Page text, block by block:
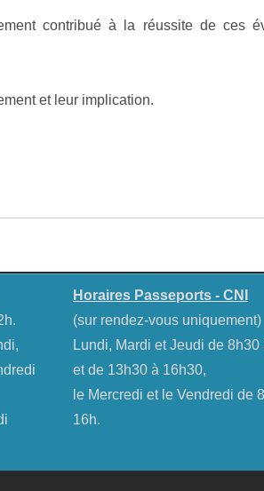
contribué à la réussite de ces
et leur implication.
Horaires Passeports - CNI
(sur rendez-vous uniquement)
Lundi, Mardi et Jeudi de 8h30
et de 13h30 à 16h30,
le Mercredi et le Vendredi de
16h.